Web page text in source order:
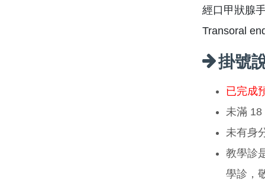
經口甲狀腺
Transoral
掛號
已完成
未滿 18
未有身
教學診
學診，